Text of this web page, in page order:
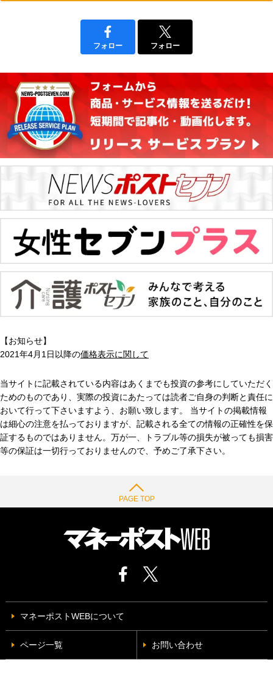
フォロー フォロー
【お知らせ】
2021年4月1日以降の価格表示に関して
当サイトに記載されている内容はあくまでも投資の参考にしていただく
ためのものであり、実際の投資にあたっては読者ご自身の判断と責任に
おいて行って下さいますよう、お願い致します。 当サイトの掲載情報
は細心の注意を払っておりますが、記載される全ての情報の正確性を保
証するものではありません。万が一、トラブル等の損失が被っても損害
等の保証は一切行っておりませんので、予めご了承下さい。
PAGE TOP
マネーポストWEBについて
ページ一覧 お問い合わせ